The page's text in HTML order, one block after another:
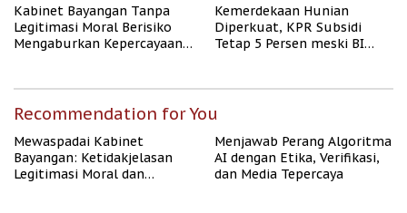
Kabinet Bayangan Tanpa
Legitimasi Moral Berisiko
Mengaburkan Kepercayaan
Kemerdekaan Hunian
Diperkuat, KPR Subsidi
Tetap 5 Persen meski BI
Recommendation for You
Mewaspadai Kabinet
Bayangan: Ketidakjelasan
Legitimasi Moral dan
Menjawab Perang Algoritma
AI dengan Etika, Verifikasi,
dan Media Tepercaya